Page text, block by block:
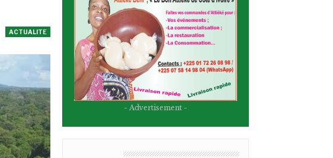
ACTUALITE
- Advertisement -